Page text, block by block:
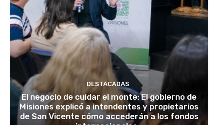
DESTACADAS
El negocio de cuidar el monte: El gobierno de
Misiones explicó a intendentes y propietarios
de San Vicente cómo accederán a los fondos